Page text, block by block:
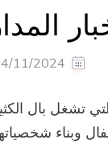
11/2024
تشغل بال
وبناء